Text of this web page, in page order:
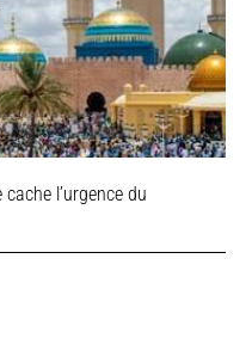
l’urgence du